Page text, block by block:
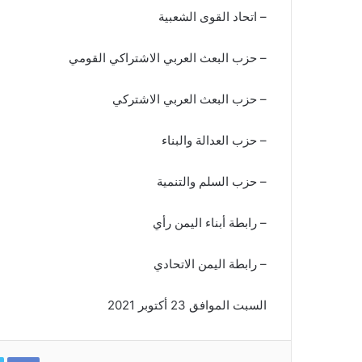
– اتحاد القوى الشعبية
– حزب البعث العربي الاشتراكي القومي
– حزب البعث العربي الاشتركي
– حزب العدالة والبناء
– حزب السلم والتنمية
– رابطة أبناء اليمن رأي
– رابطة اليمن الاتحادي
السبت الموافق 23 أكتوبر 2021